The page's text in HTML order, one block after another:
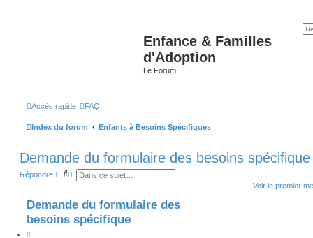
Enfance & Familles
d'Adoption
Le Forum
Accès rapide FAQ
Index du forum Enfants à Besoins Spécifiques
Demande du formulaire des besoins spécifique
Répondre
R
e
c
R
e
c
Voir le premier
Demande du formulaire des
besoins spécifique